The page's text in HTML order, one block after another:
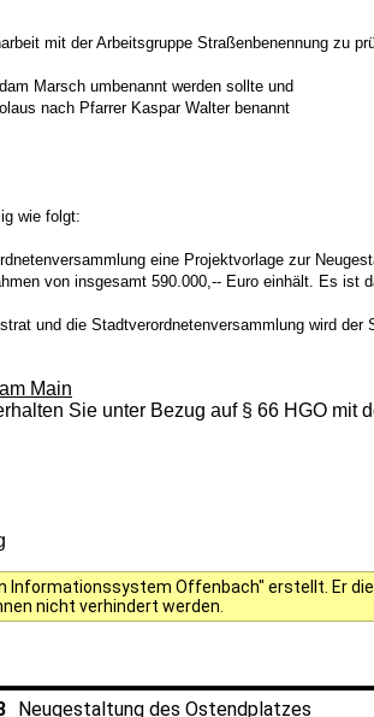
mit der Arbeitsgruppe Straßenbenennung zu
Marsch umbenannt werden sollte und
nach Pfarrer Kaspar Walter benannt
wie folgt:
eine Projektvorlage zur
von insgesamt 590.000,-- Euro einhält. Es ist
und die Stadtverordnetenversammlung wird
Main
Sie unter Bezug auf § 66 HGO mit
Informationssystem Offenbach" erstellt. Er
nicht verhindert werden.
Neugestaltung des Ostendplatzes